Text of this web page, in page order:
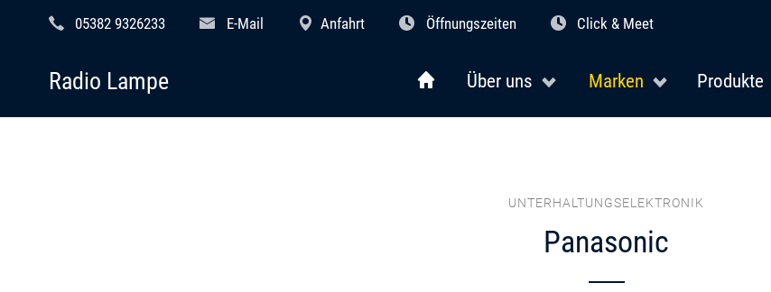
05382 9326233 E-Mail Anfahrt Öffnungszeiten Click & Meet
Über uns Marken Produkte
Radio Lampe
UNTERHALTUNGSELEKTRONIK
Panasonic